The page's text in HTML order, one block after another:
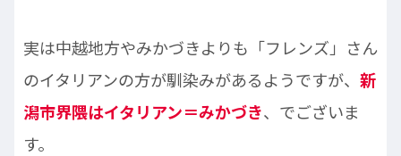
実は中越地方やみかづきよりも「フレンズ」さん
のイタリアンの方が馴染みがあるようですが、 新
潟市界隈はイタリアン＝みかづき、でございま
す。